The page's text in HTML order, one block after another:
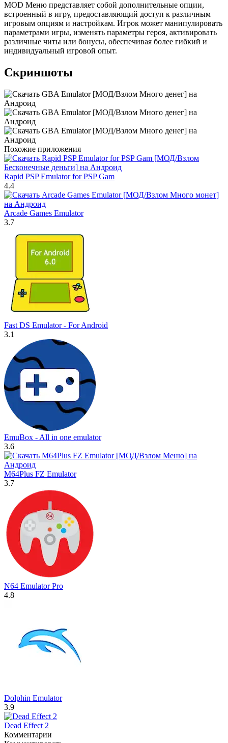
MOD Меню представляет собой дополнительные опции,
встроенный в игру, предоставляющий доступ к различным
игровым опциям и настройкам. Игрок может манипулировать
параметрами игры, изменять параметры героя, активировать
различные читы или бонусы, обеспечивая более гибкий и
индивидуальный игровой опыт.
Скриншоты
Похожие приложения
Rapid PSP Emulator for PSP Gam
4.4
Arcade Games Emulator
3.7
Fast DS Emulator - For Android
3.1
EmuBox - All in one emulator
3.6
M64Plus FZ Emulator
3.7
N64 Emulator Pro
4.8
Dolphin Emulator
3.9
Dead Effect 2
Комментарии